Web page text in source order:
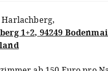
Harlachberg,
1+2, 94249